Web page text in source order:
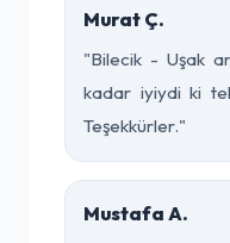
Murat Ç.
"Bilecik - Uşak
kadar iyiydi ki
Teşekkürler."
Mustafa A.